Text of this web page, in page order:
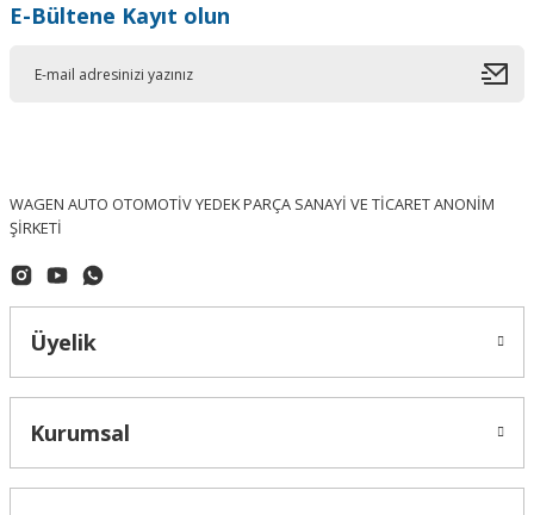
E-Bültene Kayıt olun
WAGEN AUTO OTOMOTİV YEDEK PARÇA SANAYİ VE TİCARET ANONİM
ŞİRKETİ
Üyelik
Kurumsal